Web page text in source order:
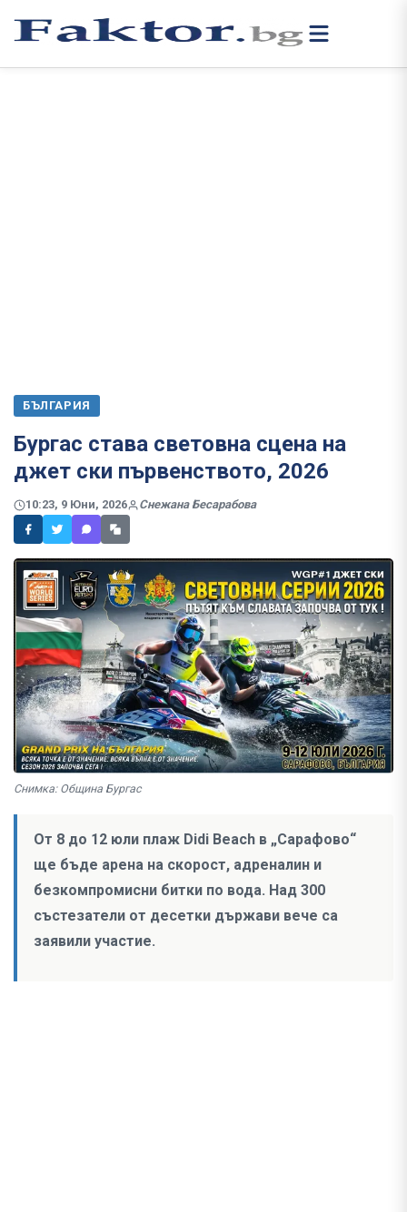
БЪЛГАРИЯ
Бургас става световна сцена на
джет ски първенството, 2026
10:23, 9 Юни, 2026 Снежана Бесарабова
Снимка: Община Бургас
От 8 до 12 юли плаж Didi Beach в „Сарафово“
ще бъде арена на скорост, адреналин и
безкомпромисни битки по вода. Над 300
състезатели от десетки държави вече са
заявили участие.